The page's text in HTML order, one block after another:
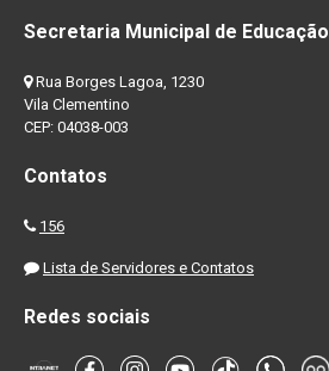
Secretaria Municipal de Educação
Rua Borges Lagoa, 1230
Vila Clementino
CEP: 04038-003
Contatos
156
Lista de Servidores e Contatos
Redes sociais